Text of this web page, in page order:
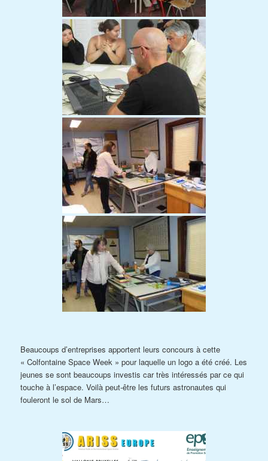
Beaucoups d’entreprises apportent leurs concours à cette
« Colfontaine Space Week » pour laquelle un logo a été créé. Les
jeunes se sont beaucoups investis car très intéressés par ce qui
touche à l’espace. Voilà peut-être les futurs astronautes qui
fouleront le sol de Mars…